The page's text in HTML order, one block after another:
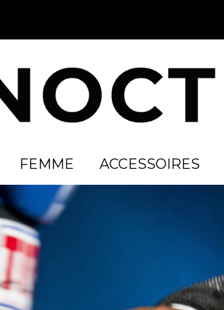
FEMME ACCESSOIRES